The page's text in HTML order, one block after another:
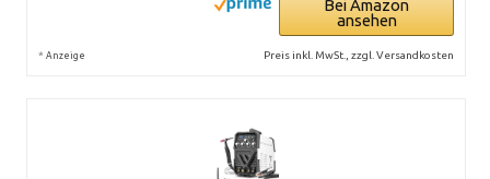
Bei Amazon
ansehen
* Anzeige Preis inkl. MwSt., zzgl. Versandkosten